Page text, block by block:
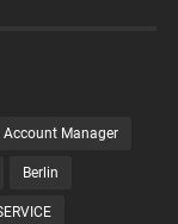
Account Manager
Berlin